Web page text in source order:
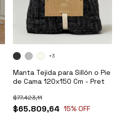
Manta Tejida para Sillón o Pie
de Cama 120x150 Cm - Pret
$65.809,64
$77.423,11
15% OFF
+3